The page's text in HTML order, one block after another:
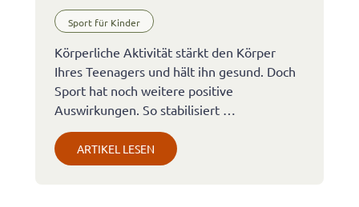
Sport für Kinder
Körperliche Aktivität stärkt den Körper
Ihres Teenagers und hält ihn gesund. Doch
Sport hat noch weitere positive
Auswirkungen. So stabilisiert …
ARTIKEL LESEN